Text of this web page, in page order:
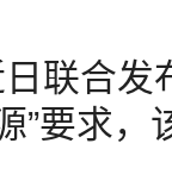
联合发
”要求